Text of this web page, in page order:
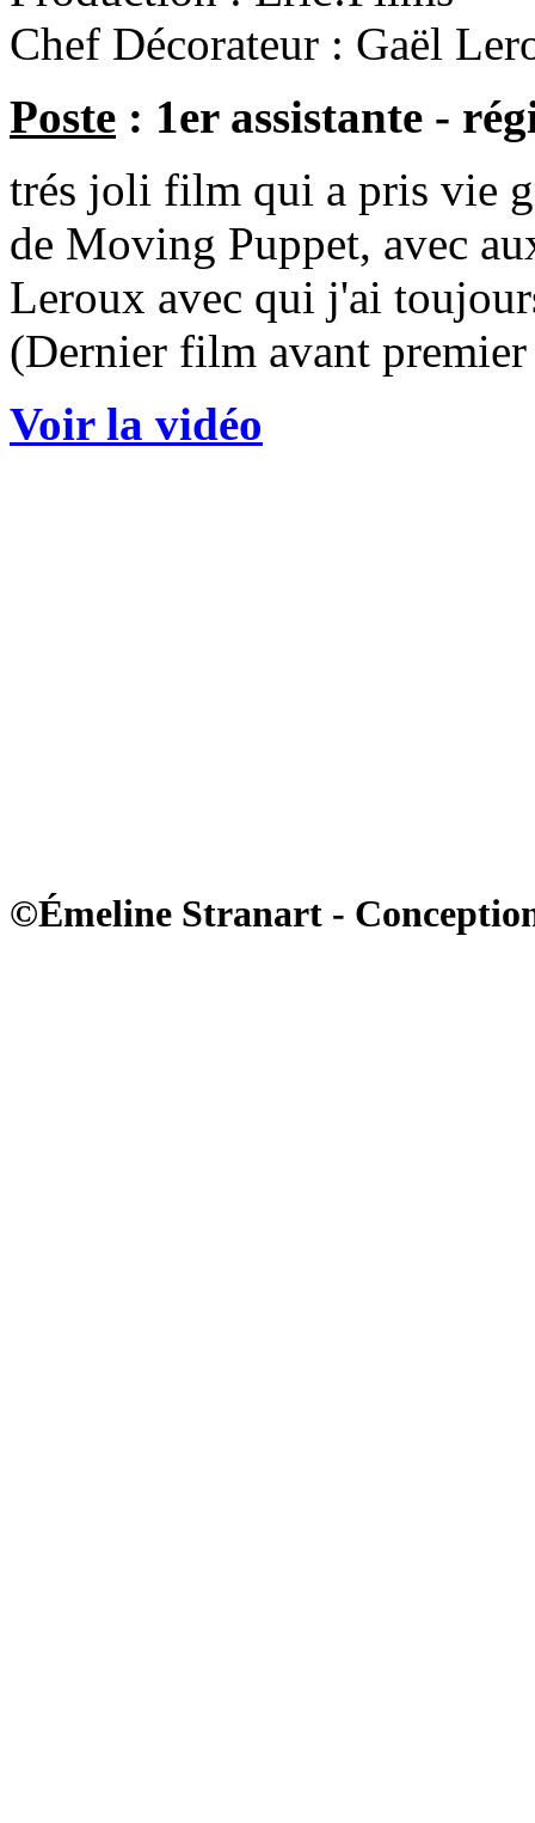
Chef Décorateur : Gaël
Poste : 1er assistante -
trés joli film qui a pris vie
de Moving Puppet, avec
Leroux avec qui j'ai
(Dernier film avant
Voir la vidéo
©Émeline Stranart -